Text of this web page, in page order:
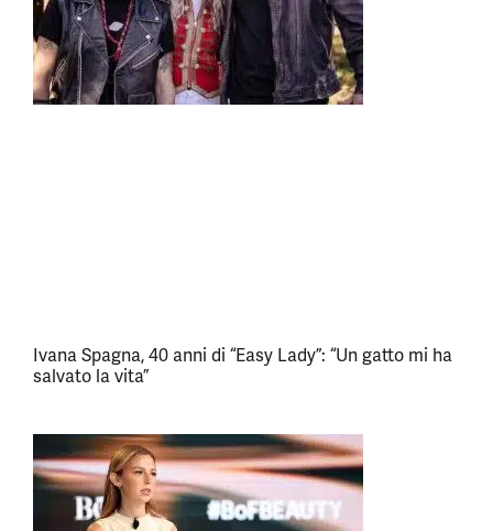
Ivana Spagna, 40 anni di “Easy Lady”: “Un gatto mi ha
salvato la vita”